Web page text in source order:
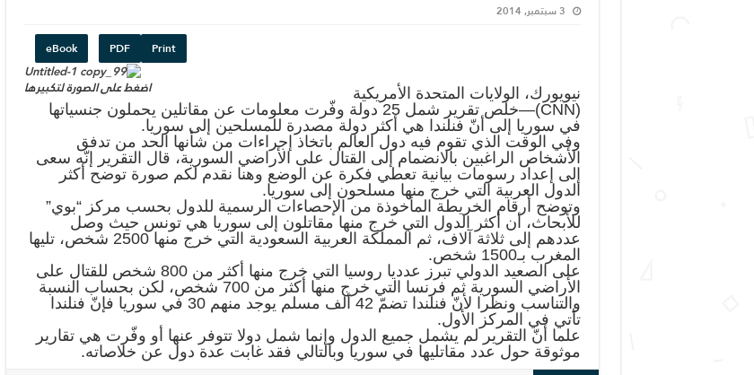
3 سبتمبر, 2014
Print
PDF
eBook
اضغط على الصورة لتكبيرها
نيويورك، الولايات المتحدة الأمريكية
(CNN)—خلص تقرير شمل 25 دولة وفّرت معلومات عن مقاتلين يحملون جنسياتها
في سوريا إلى أنّ فنلندا هي أكثر دولة مصدرة للمسلحين إلى سوريا.
وفي الوقت الذي تقوم فيه دول العالم باتخاذ إجراءات من شأنها الحد من تدفق
الأشخاص الراغبين بالانضمام إلى القتال على الأراضي السورية، قال التقرير إنّه سعى
إلى إعداد رسومات بيانية تعطي فكرة عن الوضع وهنا نقدم لكم صورة توضح أكثر
الدول العربية التي خرج منها مسلحون إلى سوريا.
وتوضح أرقام الخريطة المأخوذة من الإحصاءات الرسمية للدول بحسب مركز “بوي”
للأبحاث، أن أكثر الدول التي خرج منها مقاتلون إلى سوريا هي تونس حيث وصل
عددهم إلى ثلاثة آلاف، ثم المملكة العربية السعودية التي خرج منها 2500 شخص، تليها
المغرب بـ1500 شخص.
على الصعيد الدولي تبرز عدديا روسيا التي خرج منها أكثر من 800 شخص للقتال على
الأراضي السورية ثم فرنسا التي خرج منها أكثر من 700 شخص، لكن بحساب النسبة
والتناسب ونظرا لأنّ فنلندا تضمّ 42 ألف مسلم يوجد منهم 30 في سوريا فإنّ فنلندا
تأتي في المركز الأول.
علما أنّ التقرير لم يشمل جميع الدول وإنما شمل دولا تتوفر عنها أو وفّرت هي تقارير
موثوقة حول عدد مقاتليها في سوريا وبالتالي فقد غابت عدة دول عن خلاصاته.